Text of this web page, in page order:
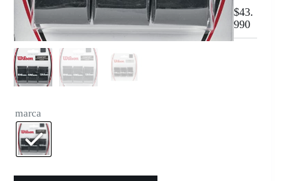
$43.
990
marca